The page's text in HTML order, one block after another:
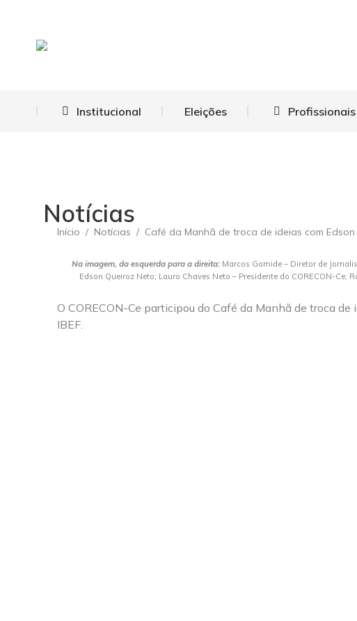
Institucional Eleições Profissionais
Notícias
Você está aqui:
Início Notícias Café da Manhã de troca de ideias com
Na imagem, da esquerda para a direita: Marcos Gomide – Diretor de
Edson Queiroz Neto; Lauro Chaves Neto – Presidente do CORECON-Ce;
O CORECON-Ce participou do Café da Manhã de troca
IBEF.